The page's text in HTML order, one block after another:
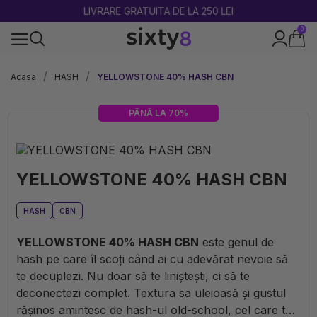
LIVRARE GRATUITA DE LA 250 LEI
0
Acasa
HASH YELLOWSTONE 40% HASH CBN
PÂNĂ LA 70%
YELLOWSTONE 40% HASH CBN
HASH CBN
YELLOWSTONE 40% HASH CBN este genul de
hash pe care îl scoți când ai cu adevărat nevoie să
te decuplezi. Nu doar să te liniștești, ci să te
deconectezi complet. Textura sa uleioasă și gustul
rășinos amintesc de hash-ul old-school, cel care te